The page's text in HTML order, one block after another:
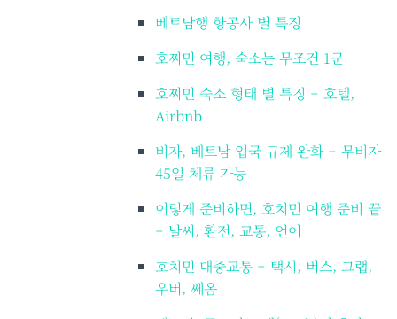
베트남행 항공사 별 특징
호찌민 여행, 숙소는 무조건 1군
호찌민 숙소 형태 별 특징 – 호텔,
Airbnb
비자, 베트남 입국 규제 완화 – 무비자
45일 체류 가능
이렇게 준비하면, 호치민 여행 준비 끝
– 날씨, 환전, 교통, 언어
호치민 대중교통 – 택시, 버스, 그랩,
우버, 쎄옴